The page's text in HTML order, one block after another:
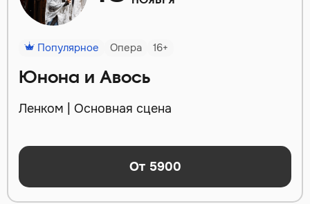
Популярное Опера 16+
Юнона и Авось
Ленком | Основная сцена
От 5900